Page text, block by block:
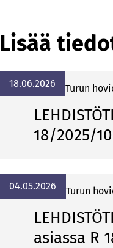
Lisää
18.06.2026 Turun
18/2025/
04.05.2026 Turun
asiassa R